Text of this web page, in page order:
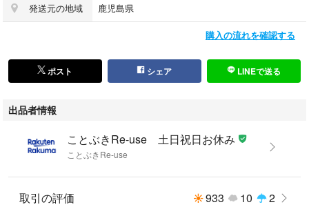
●古物商許可 東京都公安委員会 第305550208065号
発送元の地域 鹿児島県
購入の流れを確認する
ポスト シェア LINEで送る
出品者情報
ことぶきRe-use 土日祝日お休み
ことぶきRe-use
取引の評価 933 10 2